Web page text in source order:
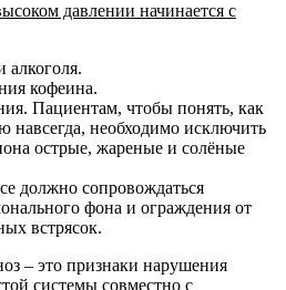
давлении начинается с
алкоголя.
кофеина.
Пациентам, чтобы понять, как
навсегда, необходимо исключить
острые, жареные и солёные
должно сопровождаться
фона и ограждения от
встрясок.
– это признаки нарушения
системы совместно с